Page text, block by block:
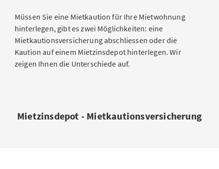
Müssen Sie eine Mietkaution für Ihre Mietwohnung
hinterlegen, gibt es zwei Möglichkeiten: eine
Mietkautionsversicherung abschliessen oder die
Kaution auf einem Mietzinsdepot hinterlegen. Wir
zeigen Ihnen die Unterschiede auf.
Mietzinsdepot - Mietkautionsversicherung